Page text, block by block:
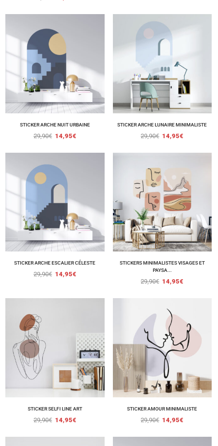
STICKER ARCHE NUIT URBAINE
29,90€ 14,95€
STICKER ARCHE LUNAIRE MINIMALISTE
29,90€ 14,95€
STICKER ARCHE ESCALIER CÉLESTE
29,90€ 14,95€
STICKERS MINIMALISTES VISAGES ET
PAYSA...
29,90€ 14,95€
STICKER SELFI LINE ART
29,90€ 14,95€
STICKER AMOUR MINIMALISTE
29,90€ 14,95€